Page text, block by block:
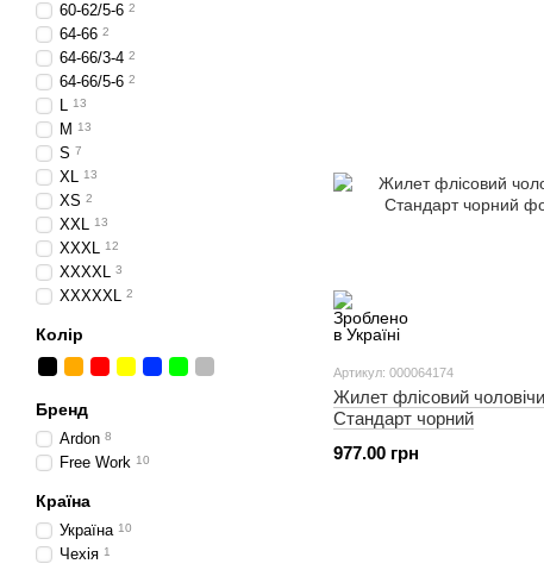
Артикул: 000064174
Жилет флісовий
Стандарт чорний
977.00 грн
60-62/5-6 2
64-66 2
64-66/3-4 2
64-66/5-6 2
L 13
M 13
S 7
XL 13
XS 2
XXL 13
XXXL 12
XXXXL 3
XXXXXL 2
Колір
Бренд
Ardon 8
Free Work 10
Країна
Україна 10
Чехія 1